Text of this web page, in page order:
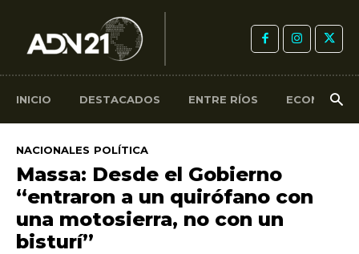
INICIO DESTACADOS ENTRE RÍOS ECONOMÍA
NACIONALES POLÍTICA
Massa: Desde el Gobierno
“entraron a un quirófano con
una motosierra, no con un
bisturí”